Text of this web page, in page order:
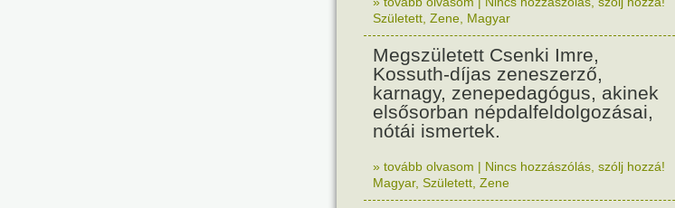
Született Zene Magyar
Megszületett Csenki Imre,
Kossuth-díjas zeneszerző,
karnagy, zenepedagógus, akinek
elsősorban népdalfeldolgozásai,
nótái ismertek.
» tovább olvasom | Nincs hozzászólás, szólj hozzá!
Magyar, Született Zene